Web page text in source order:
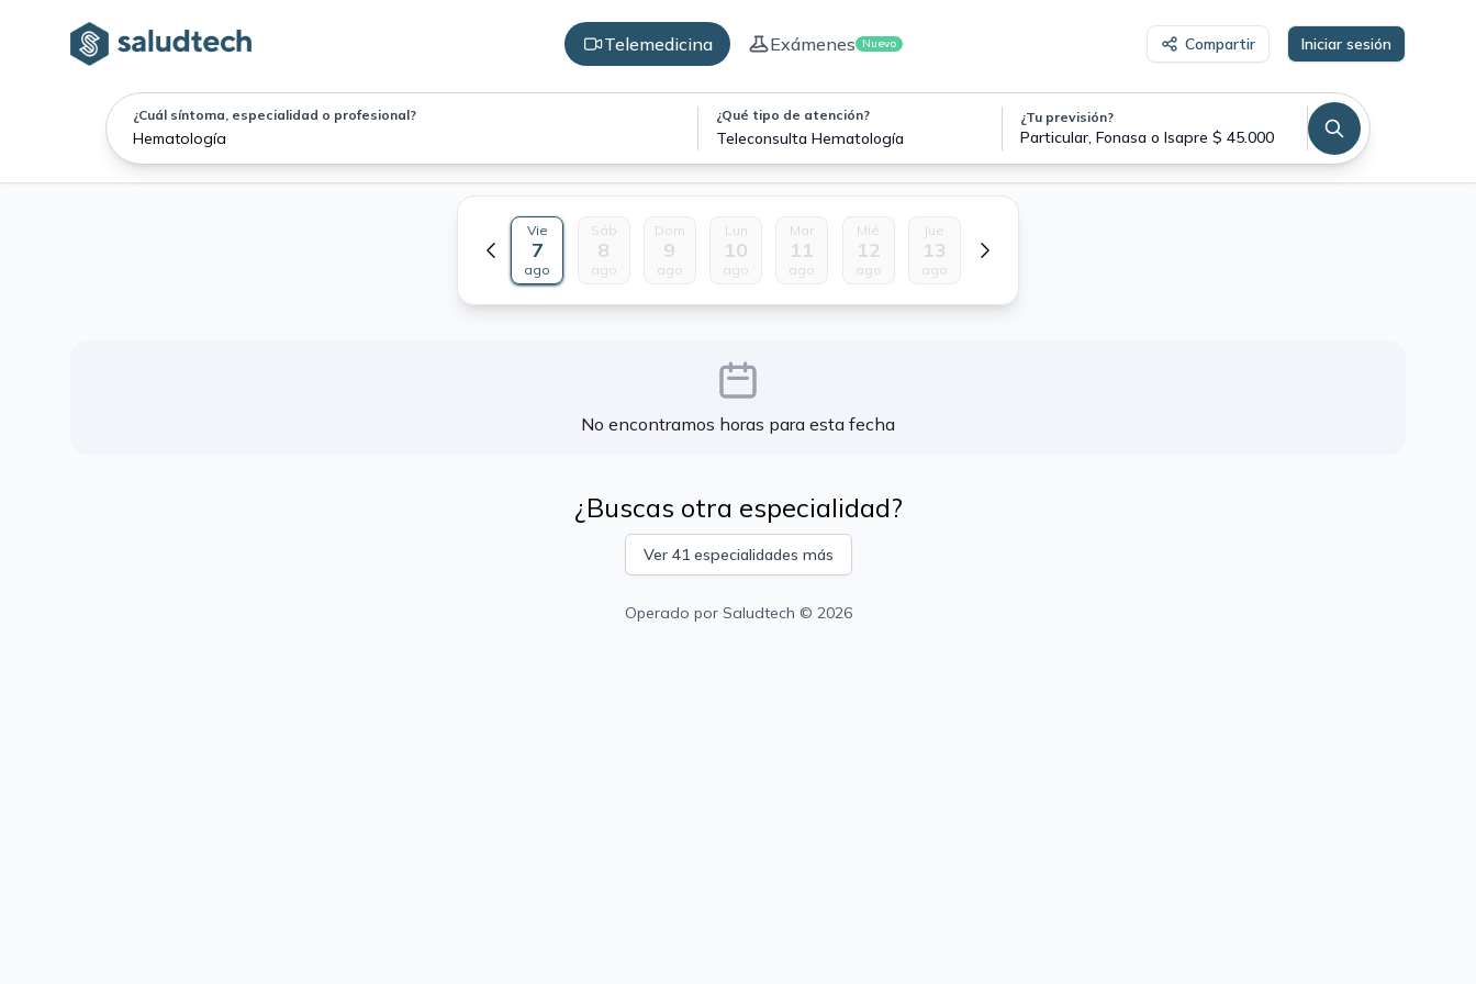
Telemedicina Exámenes Nuevo Compartir Iniciar sesión
¿Cuál síntoma, especialidad o profesional? ¿Qué tipo de atención?
Teleconsulta Hematología
¿Tu previsión?
Particular, Fonasa o Isapre $ 45.000
Vie
7
ago
Sáb
8
ago
Dom
9
ago
Lun
10
ago
Mar
11
ago
Mié
12
ago
Jue
13
ago
No encontramos horas para esta fecha
¿Buscas otra especialidad?
Ver 41 especialidades más
Operado por Saludtech © 2026